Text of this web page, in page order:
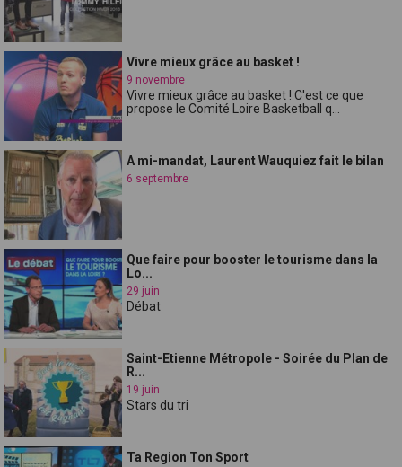
Vivre mieux grâce au basket !
9 novembre
Vivre mieux grâce au basket ! C'est ce que
propose le Comité Loire Basketball q...
A mi-mandat, Laurent Wauquiez fait le bilan
6 septembre
Que faire pour booster le tourisme dans la
Lo...
29 juin
Débat
Saint-Etienne Métropole - Soirée du Plan de
R...
19 juin
Stars du tri
Ta Region Ton Sport